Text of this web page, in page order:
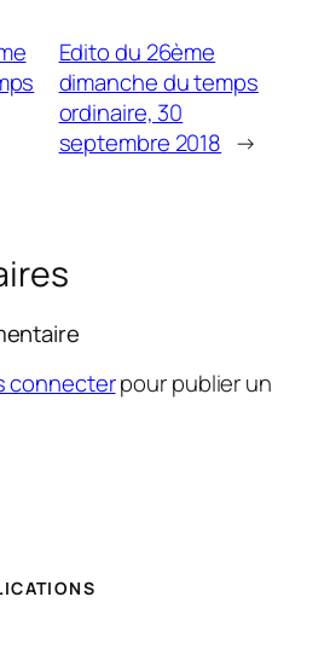
Edito du 26ème
dimanche du temps
ordinaire, 30
septembre 2018 →
connecterpour publier un